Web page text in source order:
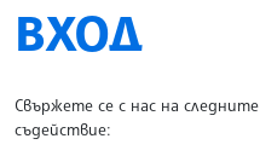
SITE.BTA
ВХОД
Свържете се с нас на
съдействие: